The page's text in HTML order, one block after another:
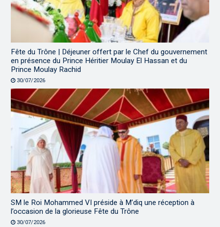
Fête du Trône | Déjeuner offert par le Chef du gouvernement
en présence du Prince Héritier Moulay El Hassan et du
Prince Moulay Rachid
30/07/2026
SM le Roi Mohammed VI préside à M’diq une réception à
l’occasion de la glorieuse Fête du Trône
30/07/2026